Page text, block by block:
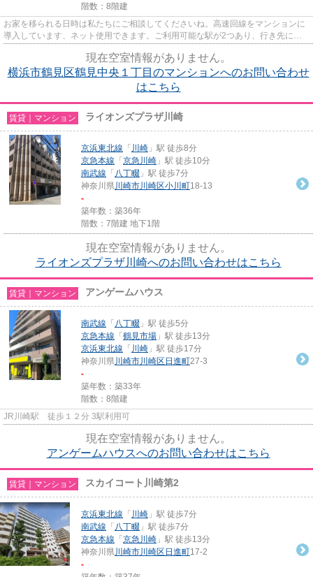
階数：8階建
お家を移られる日時は私たちにご相談してくださいね。高速回線をマンションに
導入しています、ネット使用できます。ご利用可能な駅が2つあり、行き先に応
現在空室情報がありません。
横浜市鶴見区鶴見中央１丁目のマンションへのお問い合わせ
はこちら
賃貸｜マンション ライオンズプラザ川崎
京浜東北線 「 川崎 」駅 徒歩8分
京急本線 「 京急川崎 」駅 徒歩10分
南武線 「 八丁畷 」駅 徒歩7分
神奈川県川崎市川崎区小川町18-13
-
築年数：築36年
階数：7階建 地下1階
現在空室情報がありません。
ライオンズプラザ川崎へのお問い合わせはこちら
賃貸｜マンション アンゲームハウス
南武線 「 八丁畷 」駅 徒歩5分
京急本線 「 鶴見市場 」駅 徒歩13分
京浜東北線 「 川崎 」駅 徒歩17分
神奈川県川崎市川崎区 日進町27-3
-
築年数：築33年
階数：8階建
JR川崎駅 徒歩１２分 3駅利用可
現在空室情報がありません。
アンゲームハウスへのお問い合わせはこちら
賃貸｜マンション スカイコート川崎第2
京浜東北線 「 川崎 」駅 徒歩7分
南武線 「 八丁畷 」駅 徒歩7分
京急本線 「 京急川崎 」駅 徒歩13分
神奈川県川崎市川崎区 日進町17-2
-